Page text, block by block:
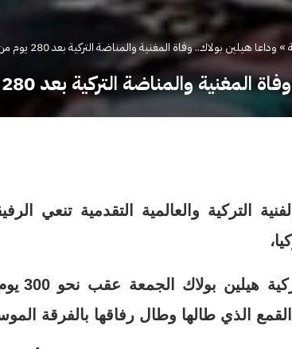
» وداعا هيلين بولاك.. وفاة المغنية والمناضة التركية بعد 280 يوم من الإضراب عن الطعام
والمناضة التركية بعد 280 يوم من الإضراب عن الطعام
التركية والعالمية التقدمية تنعي
توفيت
الذي طالها وطال رفاقها بالفرقة